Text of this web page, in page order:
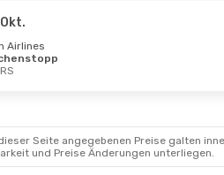
Airlines
Seite angegebenen Preise galten
und Preise Änderungen unterliegen.